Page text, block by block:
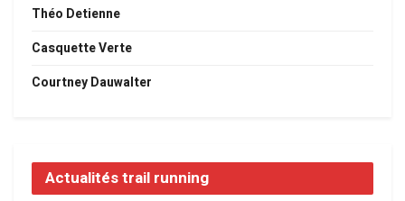
Théo Detienne
Casquette Verte
Courtney Dauwalter
Actualités trail running